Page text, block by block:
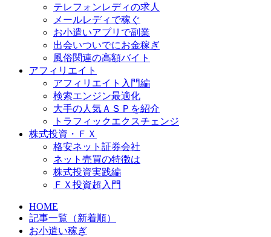
テレフォンレディの求人
メールレディで稼ぐ
お小遣いアプリで副業
出会いついでにお金稼ぎ
風俗関連の高額バイト
アフィリエイト
アフィリエイト入門編
検索エンジン最適化
大手の人気ＡＳＰを紹介
トラフィックエクスチェンジ
株式投資・ＦＸ
格安ネット証券会社
ネット売買の特徴は
株式投資実践編
ＦＸ投資超入門
HOME
記事一覧（新着順）
お小遣い稼ぎ